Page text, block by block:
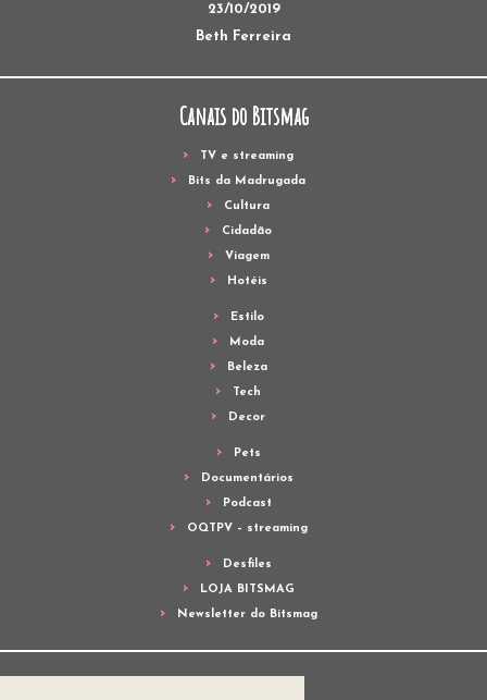
23/10/2019
Beth Ferreira
Canais do Bitsmag
TV e streaming
Bits da Madrugada
Cultura
Cidadão
Viagem
Hotéis
Estilo
Moda
Beleza
Tech
Decor
Pets
Documentários
Podcast
OQTPV – streaming
Desfiles
LOJA BITSMAG
Newsletter do Bitsmag